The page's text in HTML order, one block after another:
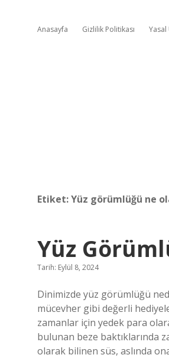
Anasayfa Gizlilik Politikası Yasal
Etiket:Yüz görümlüğü ne
Yüz
Tarih: Eylül 8, 2024
Dinimizde yüz görümlüğü
mücevher gibi değerli
zamanlar için yedek para
bulunan beze baktıklarında
olarak bilinen süs, aslında